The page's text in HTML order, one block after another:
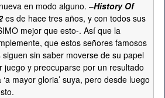
en modo alguno. –History Of
es de hace tres años, y con todos sus
mejor que esto-. Así que la
que estos señores famosos
sin saber moverse de su papel
juego y preocuparse por un resultado
mayor gloria’ suya, pero desde luego